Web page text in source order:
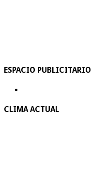
ESPACIO PUBLICITARIO
CLIMA ACTUAL